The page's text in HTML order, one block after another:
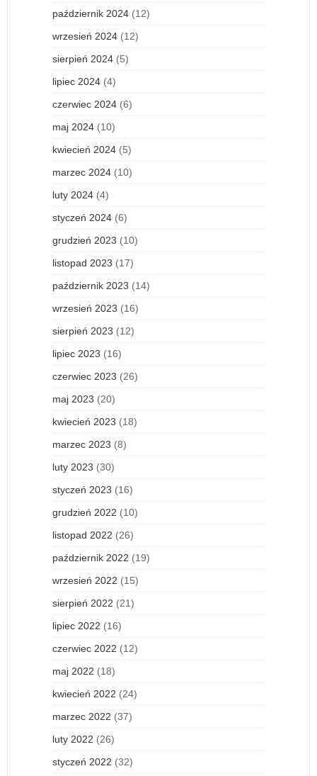
październik 2024 (12)
wrzesień 2024 (12)
sierpień 2024 (5)
lipiec 2024 (4)
czerwiec 2024 (6)
maj 2024 (10)
kwiecień 2024 (5)
marzec 2024 (10)
luty 2024 (4)
styczeń 2024 (6)
grudzień 2023 (10)
listopad 2023 (17)
październik 2023 (14)
wrzesień 2023 (16)
sierpień 2023 (12)
lipiec 2023 (16)
czerwiec 2023 (26)
maj 2023 (20)
kwiecień 2023 (18)
marzec 2023 (8)
luty 2023 (30)
styczeń 2023 (16)
grudzień 2022 (10)
listopad 2022 (26)
październik 2022 (19)
wrzesień 2022 (15)
sierpień 2022 (21)
lipiec 2022 (16)
czerwiec 2022 (12)
maj 2022 (18)
kwiecień 2022 (24)
marzec 2022 (37)
luty 2022 (26)
styczeń 2022 (32)